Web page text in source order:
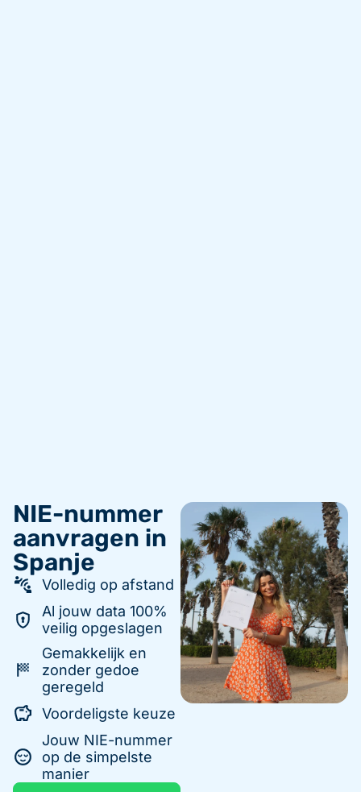
NIE-nummer
aanvragen in
Spanje
Volledig op afstand
Al jouw data 100%
veilig opgeslagen
Gemakkelijk en
zonder gedoe
geregeld
Voordeligste keuze
Jouw NIE-nummer
op de simpelste
manier